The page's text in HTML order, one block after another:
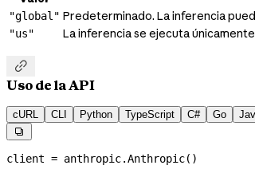
"global" Predeterminado. La inferencia
"us" La inferencia se ejecuta

Uso de la API
cURL CLI Python TypeScript C# Go

client = anthropic.Anthropic()